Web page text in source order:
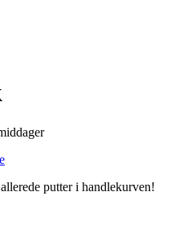
putter i handlekurven!